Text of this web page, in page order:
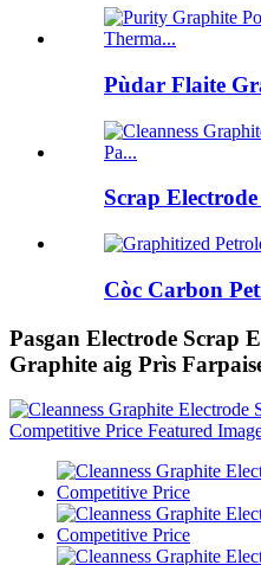
Pùdar Flaite
Scrap
Còc Carbon
Pasgan Electrode Scrap
Graphite aig Prìs